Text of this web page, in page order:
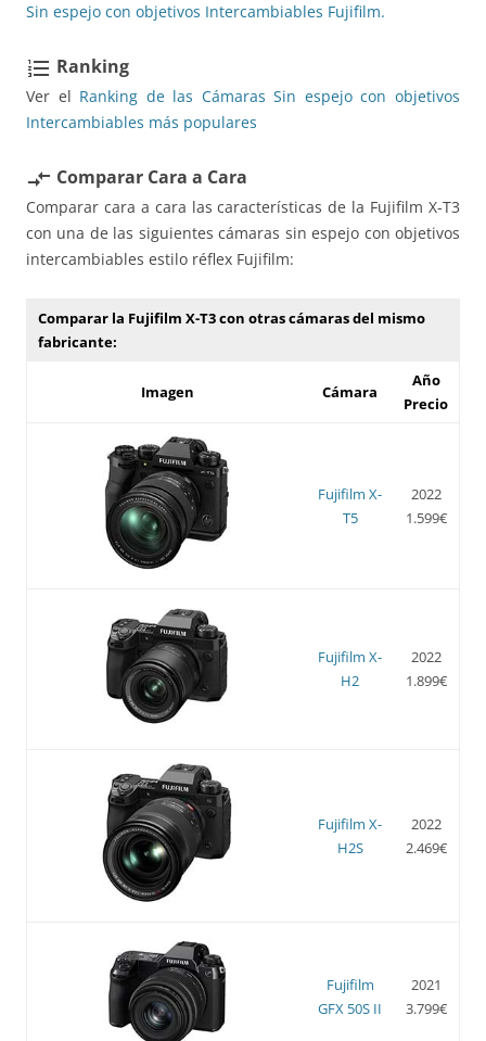
Sin espejo con objetivos Intercambiables Fujifilm.
format_list_numbered Ranking
Ver el Ranking de las Cámaras Sin espejo con objetivos
Intercambiables más populares
compare_arrows Comparar Cara a Cara
Comparar cara a cara las características de la Fujifilm X-T3
con una de las siguientes cámaras sin espejo con objetivos
intercambiables estilo réflex Fujifilm:
Comparar la Fujifilm X-T3 con otras cámaras del mismo
fabricante:
Imagen Cámara
Año
Precio
Fujifilm X-
T5
2022
1.599€
Fujifilm X-
H2
2022
1.899€
Fujifilm X-
H2S
2022
2.469€
Fujifilm
GFX 50S II
2021
3.799€